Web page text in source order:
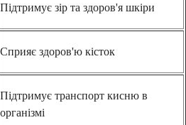
Підтримує зір та здоров'я шкіри
Сприяє здоров'ю кісток
Підтримує транспорт кисню в
організмі